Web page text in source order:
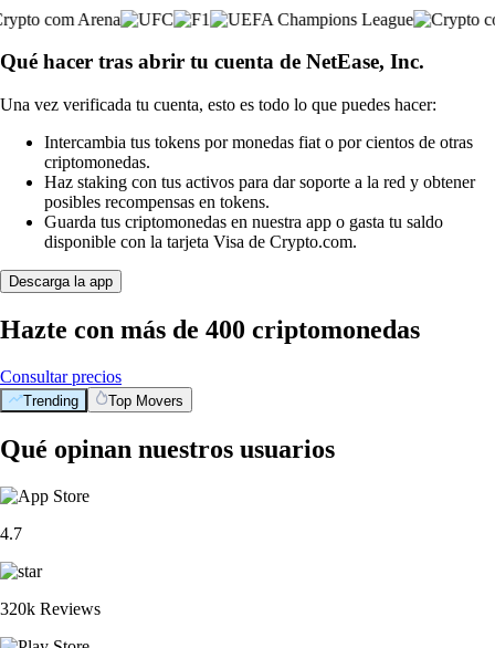
Qué hacer tras abrir tu cuenta de NetEase, Inc.
Una vez verificada tu cuenta, esto es todo lo que puedes hacer:
Intercambia tus tokens por monedas fiat o por cientos de otras
criptomonedas.
Haz staking con tus activos para dar soporte a la red y obtener
posibles recompensas en tokens.
Guarda tus criptomonedas en nuestra app o gasta tu saldo
disponible con la tarjeta Visa de Crypto.com.
Descarga la app
Hazte con más de 400 criptomonedas
Consultar precios
Trending Top Movers
Qué opinan nuestros usuarios
4.7
320k Reviews